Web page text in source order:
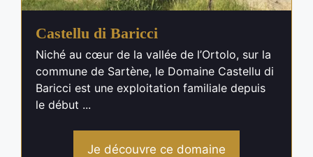
Castellu di Baricci
Niché au cœur de la vallée de l’Ortolo, sur la
commune de Sartène, le Domaine Castellu di
Baricci est une exploitation familiale depuis
le début ...
Je découvre ce domaine